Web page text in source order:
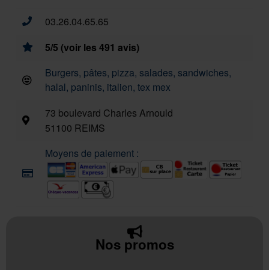
03.26.04.65.65
5/5 (voir les 491 avis)
Burgers, pâtes, pizza, salades, sandwiches,
halal, paninis, italien, tex mex
73 boulevard Charles Arnould
51100 REIMS
Moyens de paiement :
Nos promos